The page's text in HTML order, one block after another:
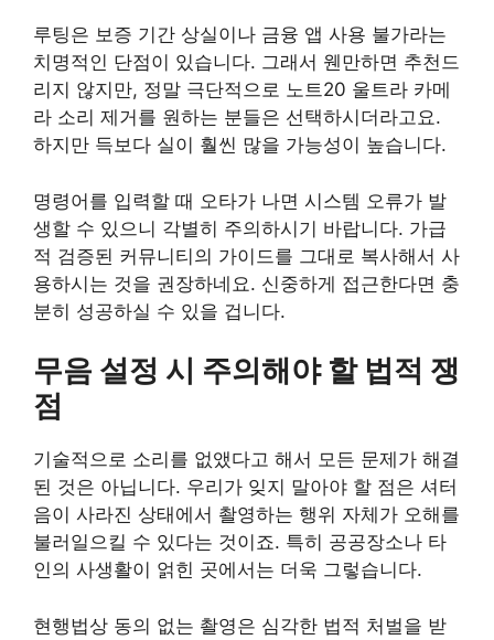
루팅은 보증 기간 상실이나 금융 앱 사용 불가라는
치명적인 단점이 있습니다. 그래서 웬만하면 추천드
리지 않지만, 정말 극단적으로 노트20 울트라 카메
라 소리 제거를 원하는 분들은 선택하시더라고요.
하지만 득보다 실이 훨씬 많을 가능성이 높습니다.
명령어를 입력할 때 오타가 나면 시스템 오류가 발
생할 수 있으니 각별히 주의하시기 바랍니다. 가급
적 검증된 커뮤니티의 가이드를 그대로 복사해서 사
용하시는 것을 권장하네요. 신중하게 접근한다면 충
분히 성공하실 수 있을 겁니다.
무음 설정 시 주의해야 할 법적 쟁
점
기술적으로 소리를 없앴다고 해서 모든 문제가 해결
된 것은 아닙니다. 우리가 잊지 말아야 할 점은 셔터
음이 사라진 상태에서 촬영하는 행위 자체가 오해를
불러일으킬 수 있다는 것이죠. 특히 공공장소나 타
인의 사생활이 얽힌 곳에서는 더욱 그렇습니다.
현행법상 동의 없는 촬영은 심각한 법적 처벌을 받